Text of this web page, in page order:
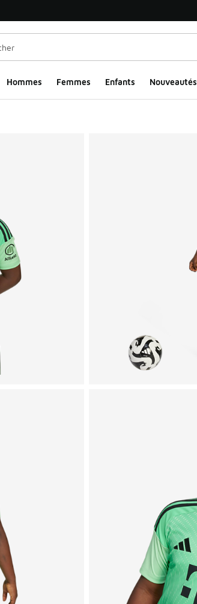
Hommes​ Femmes Enfants Nouveautés